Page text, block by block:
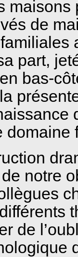
de
part,
bas-
domaine
notre
de